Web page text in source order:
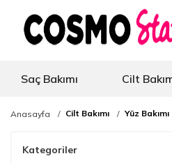
Saç Bakımı Cilt
Anasayfa Cilt Bakımı Yüz Bakımı
Kategoriler